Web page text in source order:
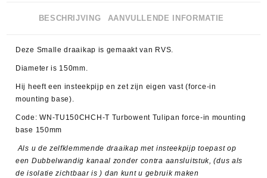
BESCHRIJVING AANVULLENDE INFORMATIE
Deze Smalle draaikap is gemaakt van RVS.
Diameter is 150mm.
Hij heeft een insteekpijp en zet zijn eigen vast (force-in
mounting base).
Code: WN-TU150CHCH-T Turbowent Tulipan force-in mounting
base 150mm
Als u de zelfklemmende draaikap met insteekpijp toepast op
een Dubbelwandig kanaal zonder contra aansluitstuk, (dus als
de isolatie zichtbaar is ) dan kunt u gebruik maken